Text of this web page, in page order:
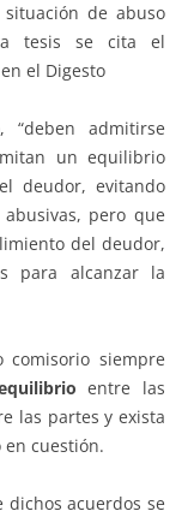
de abuso
tesis se cita el
el Digesto
“deben admitirse
un equilibrio
deudor, evitando
pero que
del deudor,
para alcanzar la
comisorio siempre
entre las
las partes y exista
cuestión.
acuerdos se